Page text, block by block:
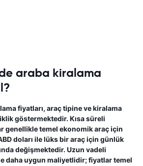
araba kiralama
fiyatları, araç tipine ve kiralama
göstermektedir. Kısa süreli
genellikle temel ekonomik araç için
doları ile lüks bir araç için günlük
değişmektedir. Uzun vadeli
daha uygun maliyetlidir; fiyatlar temel